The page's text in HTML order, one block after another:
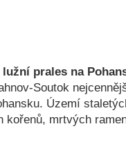
prales na
Soutok
Území
kořenů, mrtvých